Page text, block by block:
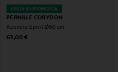
EELIS KUPONGIGA
PERNILLE CORYDON
Käevõru Spirit Ø60 cm
Original Price
63,00 €